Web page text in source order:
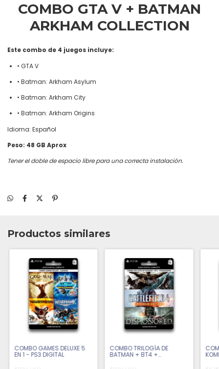
COMBO GTA V + BATMAN
ARKHAM COLLECTION
Este combo de 4 juegos incluye:
• GTA V
• Batman: Arkham Asylum
• Batman: Arkham City
• Batman: Arkham Origins
Idioma: Español
Peso: 48 GB Aprox
Tener el doble de espacio libre para una correcta instalación.
Productos similares
COMBO GAMES DELUXE 5
EN 1 - PS3 DIGITAL
COMBO TRILOGÍA DE
BATMAN + BT4 +